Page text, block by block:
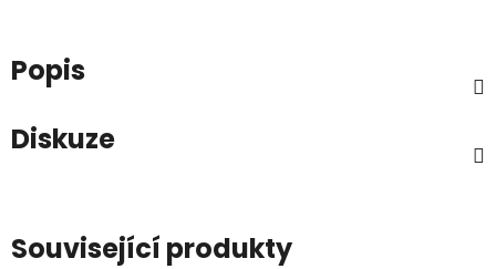
Popis
Diskuze
Související produkty